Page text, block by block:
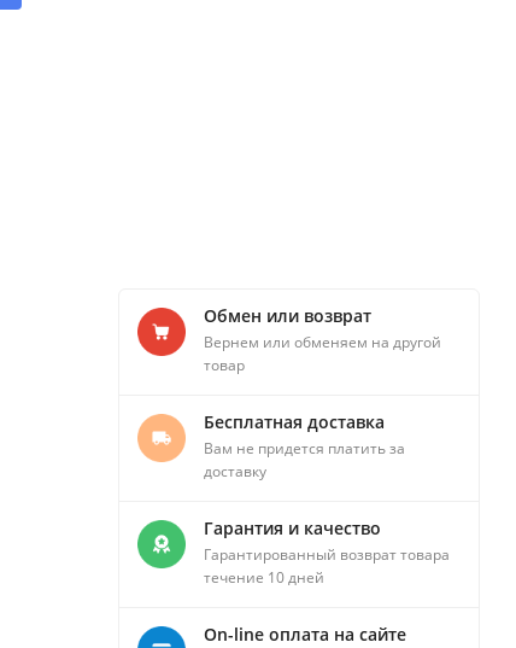
Обмен или возврат
Вернем или обменяем на другой
товар
Бесплатная доставка
Вам не придется платить за
доставку
Гарантия и качество
Гарантированный возврат товара
течение 10 дней
On-line оплата на сайте